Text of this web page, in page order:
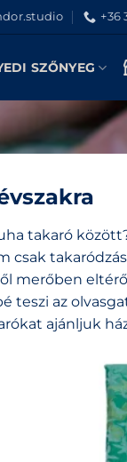
+36
SZŐNYEG
takaró
csak
merőben
teszi az
ajánljuk